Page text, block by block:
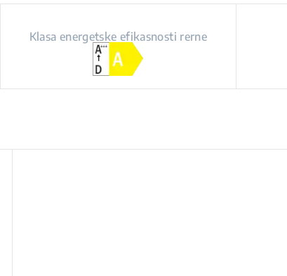
Klasa energetske efikasnosti rerne